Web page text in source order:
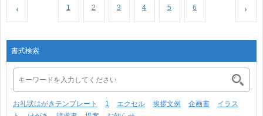
1 2 3 4 5 6
書式検索
お礼状はがきテンプレート 1 エクセル 挨拶文例 企画書
イラス